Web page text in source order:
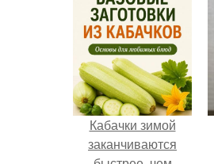
за волосами перед
сном для их
ночного
восстановления
Кабачки зимой
заканчиваются